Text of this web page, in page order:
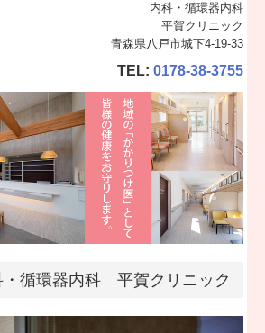
内科・循環器内科
平賀クリニック
青森県八戸市城下4-19-33
TEL: 0178-38-3755
・循環器内科 平賀クリニック